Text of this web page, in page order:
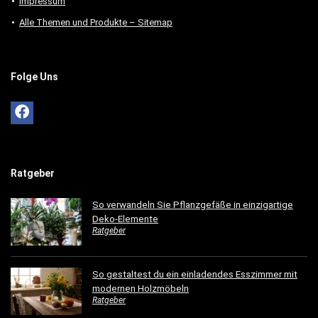
Alle Themen und Produkte – Sitemap
Folge Uns
Ratgeber
So verwandeln Sie Pflanzgefäße in einzigartige
Deko-Elemente
Ratgeber
So gestaltest du ein einladendes Esszimmer mit
modernen Holzmöbeln
Ratgeber